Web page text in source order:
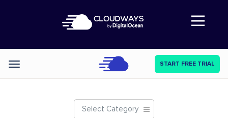
Abre a navegação
Categories START FREE TRIAL
Select Category